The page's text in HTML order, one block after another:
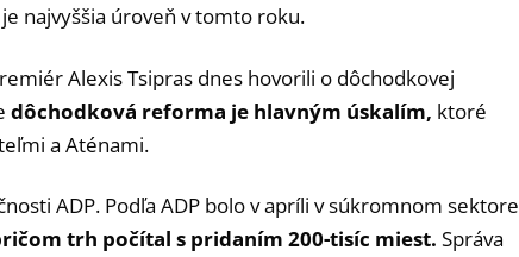
najvyššia úroveň v tomto roku.
Alexis Tsipras dnes hovorili o dôchodkovej
dôchodková reforma je hlavným úskalím, ktoré
a Aténami.
ADP. Podľa ADP bolo v apríli v súkromnom sektore
trh počítal s pridaním 200-tisíc miest. Správa